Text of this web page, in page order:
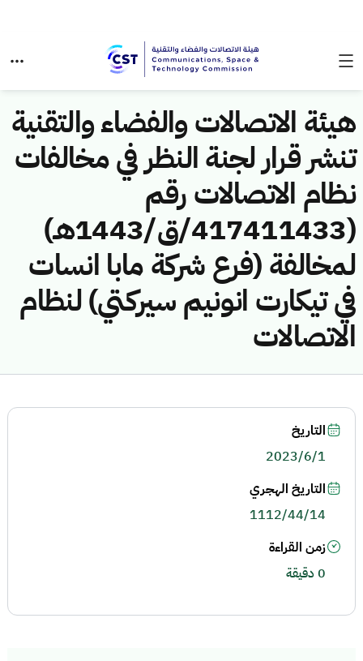
هيئة الاتصالات والفضاء والتقنية
تنشر قرار لجنة النظر في مخالفات
نظام الاتصالات رقم
(417411433/ق/1443هـ)
لمخالفة (فرع شركة مابا انسات
في تيكارت انونيم سيركتي) لنظام
الاتصالات
التاريخ
2023/6/1
التاريخ الهجري
1112/44/14
زمن القراءة
0 دقيقة